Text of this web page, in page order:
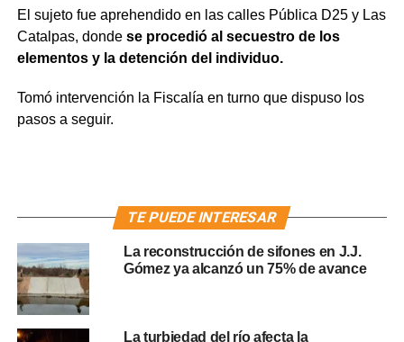
El sujeto fue aprehendido en las calles Pública D25 y Las
Catalpas, donde se procedió al secuestro de los
elementos y la detención del individuo.
Tomó intervención la Fiscalía en turno que dispuso los
pasos a seguir.
TE PUEDE INTERESAR
La reconstrucción de sifones en J.J.
Gómez ya alcanzó un 75% de avance
La turbiedad del río afecta la